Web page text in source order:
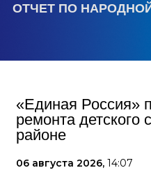
ОТЧЕТ ПО НАРОДНОЙ
«Единая Россия»
ремонта детского
районе
06 августа 2026, 14:07